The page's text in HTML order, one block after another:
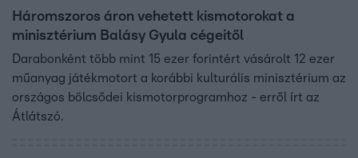
Háromszoros áron vehetett kismotorokat a
minisztérium Balásy Gyula cégeitől
Darabonként több mint 15 ezer forintért vásárolt 12 ezer
műanyag játékmotort a korábbi kulturális minisztérium az
országos bölcsődei kismotorprogramhoz - erről írt az
Átlátszó.